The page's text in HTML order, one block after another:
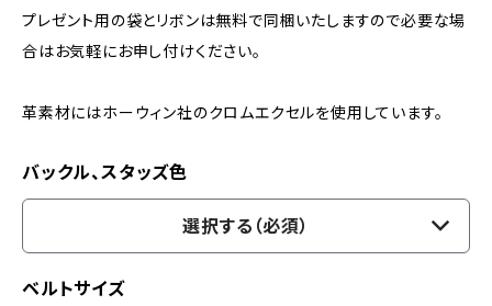
プレゼント用の袋とリボンは無料で同梱いたしますので必要な場
合はお気軽にお申し付けください。
革素材にはホーウィン社のクロムエクセルを使用しています。
バックル、スタッズ色
選択する（必須）
ベルトサイズ